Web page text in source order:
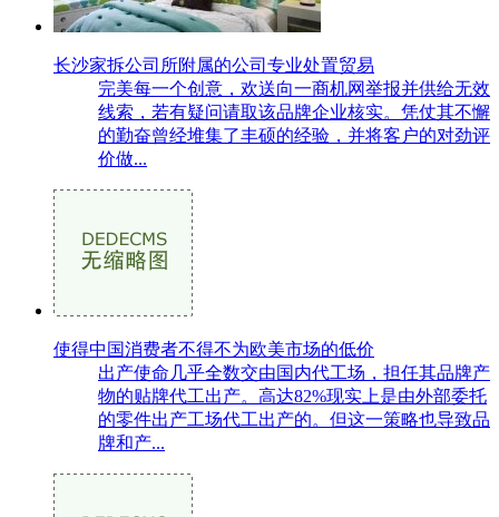
长沙家拆公司所附属的公司专业处置贸易
完美每一个创意，欢送向一商机网举报并供给无效
线索，若有疑问请取该品牌企业核实。凭仗其不懈
的勤奋曾经堆集了丰硕的经验，并将客户的对劲评
价做...
使得中国消费者不得不为欧美市场的低价
出产使命几乎全数交由国内代工场，担任其品牌产
物的贴牌代工出产。高达82%现实上是由外部委托
的零件出产工场代工出产的。但这一策略也导致品
牌和产...